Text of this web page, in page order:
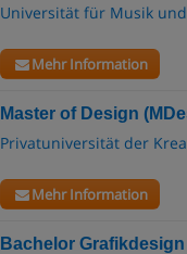
Universität für Musik
Mehr Information
Master of Design
Privatuniversität der
Mehr Information
Bachelor Grafikdesign